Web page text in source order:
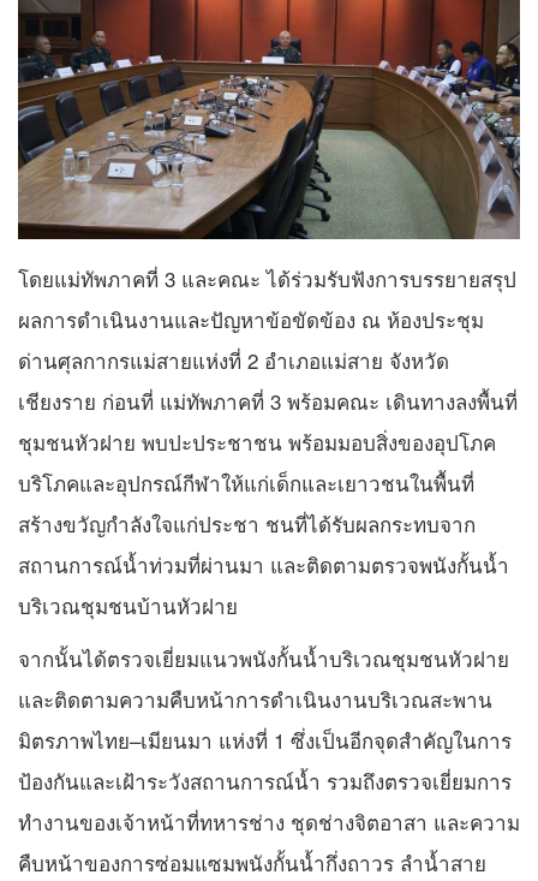
โดยแม่ทัพภาคที่ 3 และคณะ ได้ร่วมรับฟังการบรรยายสรุป
ผลการดำเนินงานและปัญหาข้อขัดข้อง ณ ห้องประชุม
ด่านศุลกากรแม่สายแห่งที่ 2 อำเภอแม่สาย จังหวัด
เชียงราย ก่อนที่ แม่ทัพภาคที่ 3 พร้อมคณะ เดินทางลงพื้นที่
ชุมชนหัวฝาย พบปะประชาชน พร้อมมอบสิ่งของอุปโภค
บริโภคและอุปกรณ์กีฬาให้แก่เด็กและเยาวชนในพื้นที่
สร้างขวัญกำลังใจแก่ประชา ชนที่ได้รับผลกระทบจาก
สถานการณ์น้ำท่วมที่ผ่านมา และติดตามตรวจพนังกั้นน้ำ
บริเวณชุมชนบ้านหัวฝาย
จากนั้นได้ตรวจเยี่ยมแนวพนังกั้นน้ำบริเวณชุมชนหัวฝาย
และติดตามความคืบหน้าการดำเนินงานบริเวณสะพาน
มิตรภาพไทย–เมียนมา แห่งที่ 1 ซึ่งเป็นอีกจุดสำคัญในการ
ป้องกันและเฝ้าระวังสถานการณ์น้ำ รวมถึงตรวจเยี่ยมการ
ทำงานของเจ้าหน้าที่ทหารช่าง ชุดช่างจิตอาสา และความ
คืบหน้าของการซ่อมแซมพนังกั้นน้ำกึ่งถาวร ลำน้ำสาย